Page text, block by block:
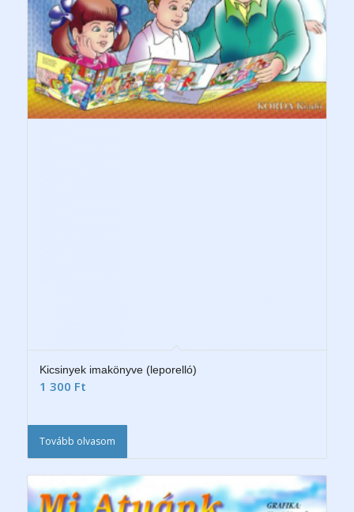
Kicsinyek imakönyve (leporelló)
1 300 Ft
Tovább olvasom